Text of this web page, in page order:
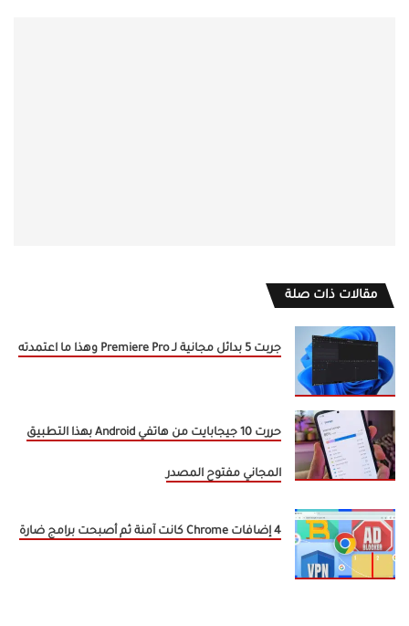
مقالات ذات صلة
جربت 5 بدائل مجانية لـ Premiere Pro وهذا ما اعتمدته
حررت 10 جيجابايت من هاتفي Android بهذا التطبيق
المجاني مفتوح المصدر
4 إضافات Chrome كانت آمنة ثم أصبحت برامج ضارة